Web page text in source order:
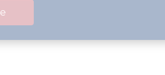
Qui suis-je